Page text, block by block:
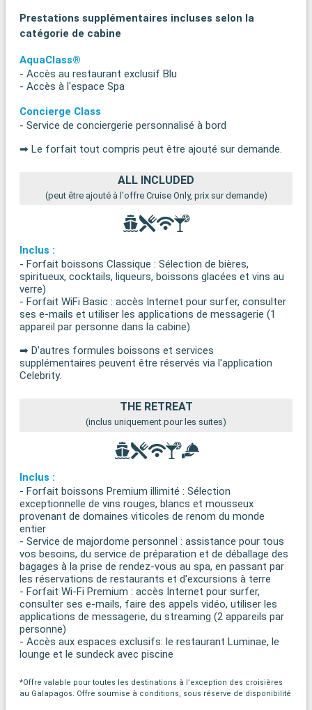
Prestations supplémentaires incluses selon la
catégorie de cabine
AquaClass®
- Accès au restaurant exclusif Blu
- Accès à l'espace Spa
Concierge Class
- Service de conciergerie personnalisé à bord
➡ Le forfait tout compris peut être ajouté sur demande.
ALL INCLUDED
(peut être ajouté à l'offre Cruise Only, prix sur demande)
Inclus :
- Forfait boissons Classique : Sélection de bières,
spiritueux, cocktails, liqueurs, boissons glacées et vins au
verre)
- Forfait WiFi Basic : accès Internet pour surfer, consulter
ses e-mails et utiliser les applications de messagerie (1
appareil par personne dans la cabine)
➡ D'autres formules boissons et services
supplémentaires peuvent être réservés via l'application
Celebrity.
THE RETREAT
(inclus uniquement pour les suites)
Inclus :
- Forfait boissons Premium illimité : Sélection
exceptionnelle de vins rouges, blancs et mousseux
provenant de domaines viticoles de renom du monde
entier
- Service de majordome personnel : assistance pour tous
vos besoins, du service de préparation et de déballage des
bagages à la prise de rendez-vous au spa, en passant par
les réservations de restaurants et d'excursions à terre
- Forfait Wi-Fi Premium : accès Internet pour surfer,
consulter ses e-mails, faire des appels vidéo, utiliser les
applications de messagerie, du streaming (2 appareils par
personne)
- Accès aux espaces exclusifs: le restaurant Luminae, le
lounge et le sundeck avec piscine
*Offre valable pour toutes les destinations à l’exception des croisières
au Galapagos. Offre soumise à conditions, sous réserve de disponibilité